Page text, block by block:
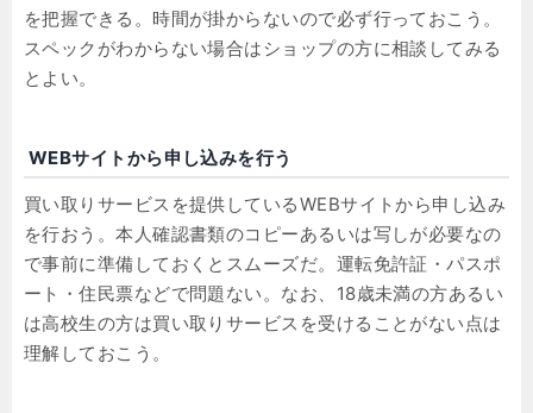
を把握できる。時間が掛からないので必ず行っておこう。
スペックがわからない場合はショップの方に相談してみる
とよい。
WEBサイトから申し込みを行う
買い取りサービスを提供しているWEBサイトから申し込み
を行おう。本人確認書類のコピーあるいは写しが必要なの
で事前に準備しておくとスムーズだ。運転免許証・パスポ
ート・住民票などで問題ない。なお、18歳未満の方あるい
は高校生の方は買い取りサービスを受けることがない点は
理解しておこう。